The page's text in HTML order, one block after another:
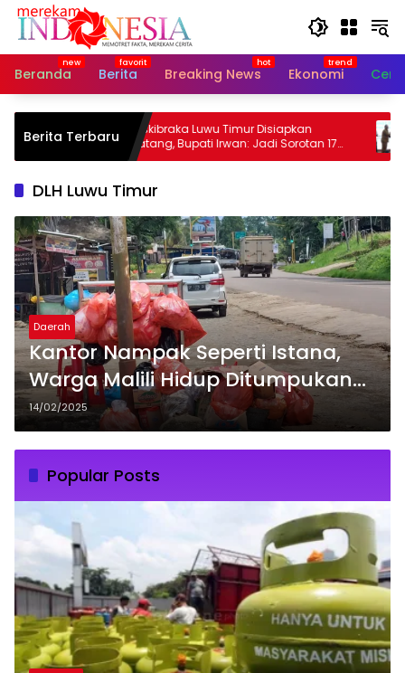
Langsung
Beranda
Berita Breaking News Ekonomi
Berita TerbaruPaskibraka Luwu Timur Disiapkan
Matang, Bupati Irwan: Jadi Sorotan 17
Agustus
DLH Luwu Timur
Daerah
Kantor Nampak Seperti Istana,
Warga Malili Hidup Ditumpukan
Sampah
14/02/2025
Popular Posts